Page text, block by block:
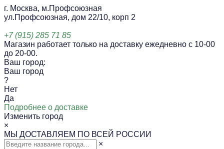
г. Москва, м.Профсоюзная
ул.Профсоюзная, дом 22/10, корп 2
+7 (915) 285 71 85
Магазин работает только на доставку ежедневно с 10-00
до 20-00.
Ваш город:
Ваш город
?
Нет
Да
Подробнее о доставке
Изменить город
×
МЫ ДОСТАВЛЯЕМ ПО ВСЕЙ РОССИИ
×